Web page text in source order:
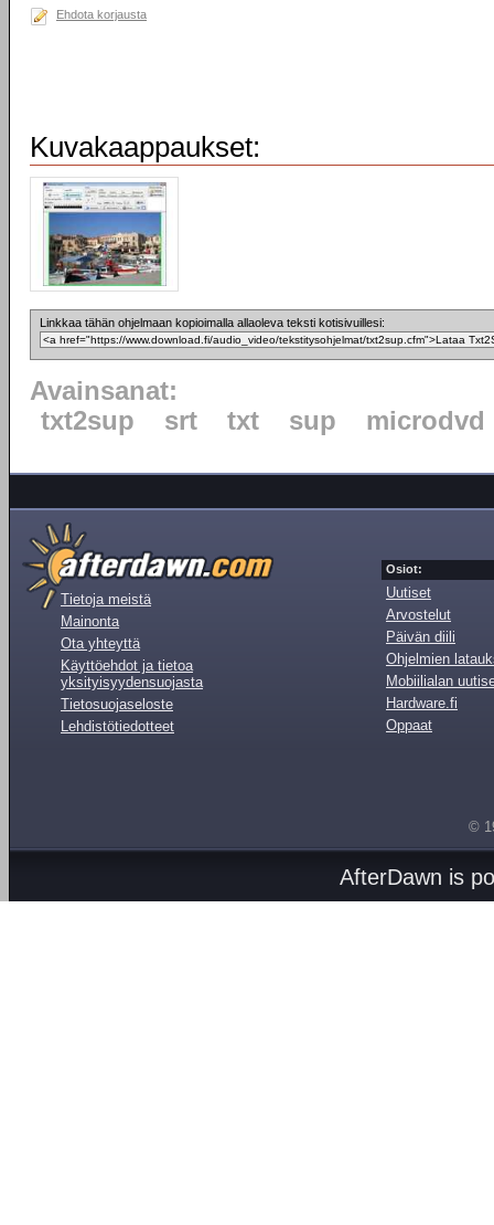
Ehdota korjausta
Kuvakaappaukset:
Linkkaa tähän ohjelmaan kopioimalla allaoleva teksti kotisivuillesi:
Avainsanat:
txt2sup
srt txt sup microdvd
Tietoja meistä
Mainonta
Ota yhteyttä
Käyttöehdot ja tietoa
yksityisyydensuojasta
Tietosuojaseloste
Lehdistötiedotteet
Osiot:
Uutiset
Arvostelut
Päivän diili
Ohjelmien
Mobiilialan
Hardware.fi
Oppaat
©
AfterDawn is